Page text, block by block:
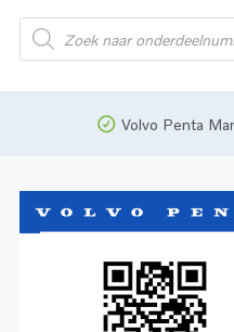
Onderdelen
Bedrijfsvaart
Volvo Penta